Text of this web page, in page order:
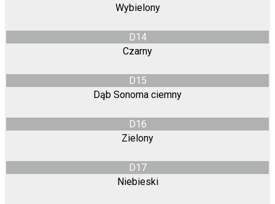
Wybielony
D14
Czarny
D15
Dąb Sonoma ciemny
D16
Zielony
D17
Niebieski